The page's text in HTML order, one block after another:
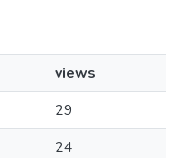
views
29
24